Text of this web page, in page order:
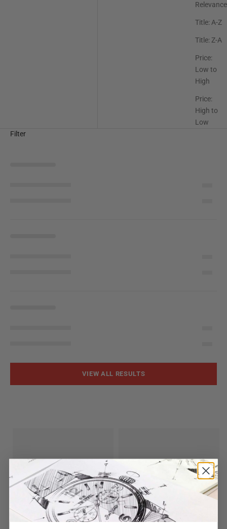
Relevance
Title: A-Z
Title: Z-A
Price:
Low to
High
Price:
High to
Low
Filter
VIEW ALL RESULTS